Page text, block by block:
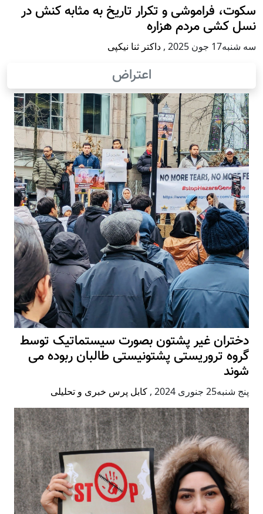
سکوت، فراموشی و تکرار تاريخ به مثابه کنش در
نسل کشی مردم هزاره
سه شنبه17 جون 2025 , داکتر ثنا نیکپی
اعتراض
دختران غیر پشتون بصورت سیستماتیک توسط
گروه تروریستی پشتونیستی طالبان ربوده می
شوند
پنج شنبه25 جنوری 2024 , کابل پرس خبری و تحلیلی